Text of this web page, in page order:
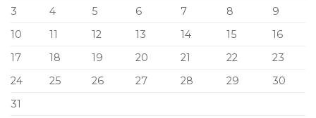
3
4 5 6 7 8
9
10
11 12 13 14 15
16
17
18 19 20 21 22
23
24
25 26 27 28 29
30
31